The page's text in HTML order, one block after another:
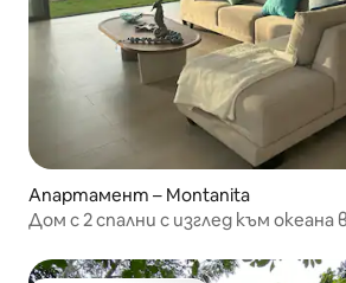
Апартамент – Montanita
Дом с 2 спални с изглед към океана